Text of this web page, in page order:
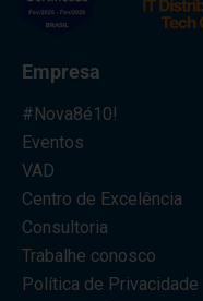
Empresa
#Nova8é10!
Eventos
VAD
Centro de Excelência
Consultoria
Trabalhe conosco
Política de Privacidade